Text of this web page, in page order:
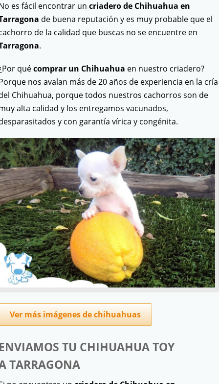
es fácil encontrar un criadero de Chihuahua en
de buena reputación y es muy probable que el
de la calidad que buscas no se encuentre en
.
quécomprar un Chihuahua en nuestro criadero?
nos avalan más de 20 años de experiencia en la cría
Chihuahua, porque todos nuestros cachorros son de
alta calidad y los entregamos vacunados,
y con garantía vírica y congénita.
Ver más imágenes de chihuahuas
TU CHIHUAHUA TOY
TARRAGONA